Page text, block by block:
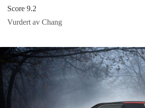
Score 9.2
Vurdert av Chang